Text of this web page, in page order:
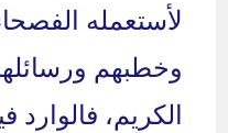
لأستعمله
وخطبهم
الكريم، فالوارد